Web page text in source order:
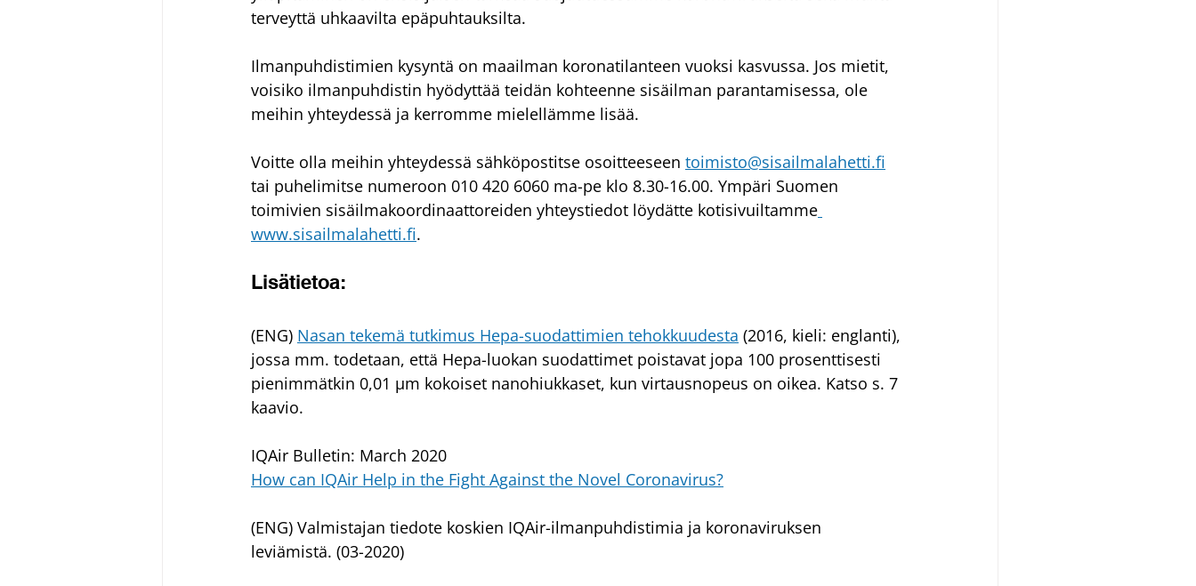
terveyttä uhkaavilta epäpuhtauksilta.
Ilmanpuhdistimien kysyntä on maailman koronatilanteen vuoksi kasvussa. Jos mietit,
voisiko ilmanpuhdistin hyödyttää teidän kohteenne sisäilman parantamisessa, ole
meihin yhteydessä ja kerromme mielellämme lisää.
Voitte olla meihin yhteydessä sähköpostitse osoitteeseen toimisto@sisailmalahetti.fi
tai puhelimitse numeroon 010 420 6060 ma-pe klo 8.30-16.00. Ympäri Suomen
toimivien sisäilmakoordinaattoreiden yhteystiedot löydätte kotisivuiltamme
www.sisailmalahetti.fi.
Lisätietoa:
(ENG) Nasan tekemä tutkimus Hepa-suodattimien tehokkuudesta (2016, kieli: englanti),
jossa mm. todetaan, että Hepa-luokan suodattimet poistavat jopa 100 prosenttisesti
pienimmätkin 0,01 μm kokoiset nanohiukkaset, kun virtausnopeus on oikea. Katso s. 7
kaavio.
IQAir Bulletin: March 2020
How can IQAir Help in the Fight Against the Novel Coronavirus?
(ENG) Valmistajan tiedote koskien IQAir-ilmanpuhdistimia ja koronaviruksen
leviämistä. (03-2020)